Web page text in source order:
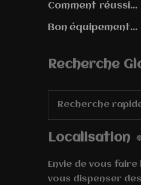
Comment réussi...
Bon équipement...
Recherche
Localisation
Envie de vous faire
vous dispenser